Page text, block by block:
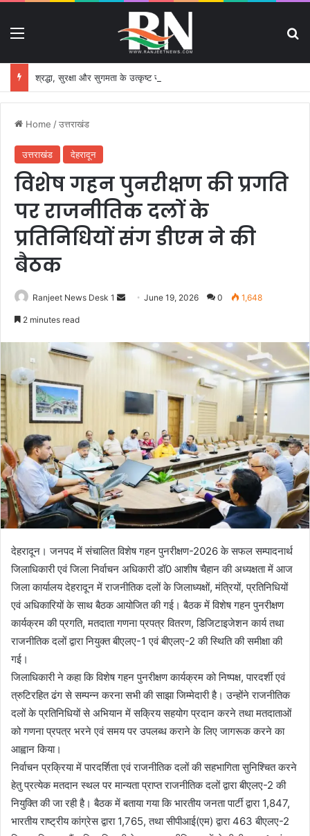
Home /उत्तराखंड
उत्तराखंड देहरादून
विशेष गहन पुनरीक्षण की प्रगति
पर राजनीतिक दलों के
प्रतिनिधियों संग डीएम ने की
बैठक
Ranjeet News Desk 1
d
e
m
i
l
June 19, 2026 0 1,648
2 minutes read
देहरादून। जनपद में संचालित विशेष गहन पुनरीक्षण-2026 के सफल सम्पादनार्थ
जिलाधिकारी एवं जिला निर्वाचन अधिकारी डॉ0 आशीष चैहान की अध्यक्षता में आज
जिला कार्यालय देहरादून में राजनीतिक दलों के जिलाध्यक्षों, मंत्रियों, प्रतिनिधियों
एवं अधिकारियों के साथ बैठक आयोजित की गई। बैठक में विशेष गहन पुनरीक्षण
कार्यक्रम की प्रगति, मतदाता गणना प्रपत्र वितरण, डिजिटाइजेशन कार्य तथा
राजनीतिक दलों द्वारा नियुक्त बीएलए-1 एवं बीएलए-2 की स्थिति की समीक्षा की
गई।
जिलाधिकारी ने कहा कि विशेष गहन पुनरीक्षण कार्यक्रम को निष्पक्ष, पारदर्शी एवं
त्रुटिरहित ढंग से सम्पन्न करना सभी की साझा जिम्मेदारी है। उन्होंने राजनीतिक
दलों के प्रतिनिधियों से अभियान में सक्रिय सहयोग प्रदान करने तथा मतदाताओं
को गणना प्रपत्र भरने एवं समय पर उपलब्ध कराने के लिए जागरूक करने का
आह्वान किया।
निर्वाचन प्रक्रिया में पारदर्शिता एवं राजनीतिक दलों की सहभागिता सुनिश्चित करने
हेतु प्रत्येक मतदान स्थल पर मान्यता प्राप्त राजनीतिक दलों द्वारा बीएलए-2 की
नियुक्ति की जा रही है। बैठक में बताया गया कि भारतीय जनता पार्टी द्वारा 1,847,
भारतीय राष्ट्रीय कांग्रेस द्वारा 1,765, तथा सीपीआई(एम) द्वारा 463 बीएलए-2